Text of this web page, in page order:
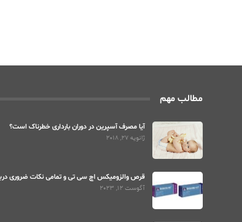
مطالب مهم
آیا مصرف آسپرین در دوران بارداری خطرناک است؟
ژانویه 27, 2018
قرص والزومیکس اچ سی تی و تمامی نکات ضروری
آگوست 12, 2023